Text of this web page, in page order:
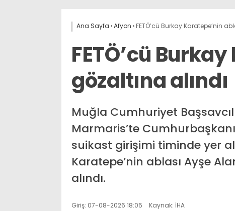
Ana Sayfa ›Afyon › FETÖ’cü Burkay Karatepe’nin
FETÖ’cü
gözaltına alındı
Muğla Cumhuriyet
Marmaris’te
suikast girişimi timinde yer
Karatepe’nin ablası Ayşe
alındı.
Giriş: 07-08-2026 18:05 Kaynak: İHA